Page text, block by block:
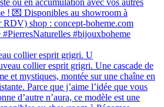
collier esprit grigri. U